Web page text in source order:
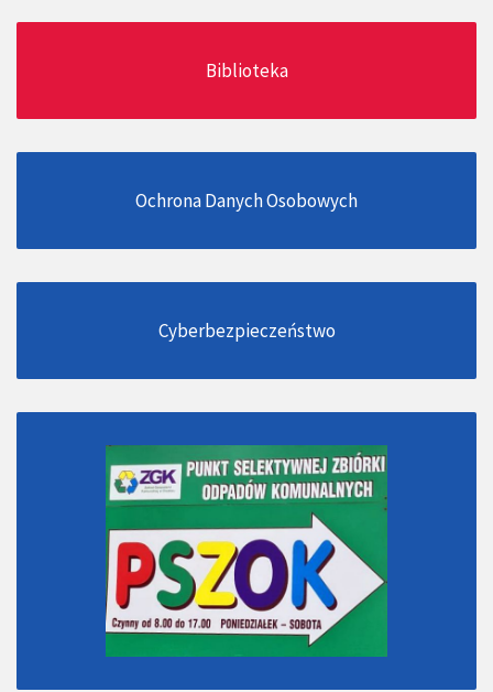
Biblioteka
Ochrona Danych Osobowych
Cyberbezpieczeństwo